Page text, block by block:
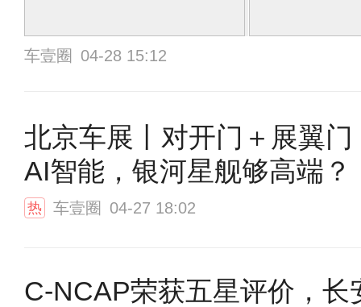
车壹圈 04-28 15:12
北京车展丨对开门＋展翼门
AI智能，银河星舰够高端？
热 车壹圈 04-27 18:02
C-NCAP荣获五星评价，长